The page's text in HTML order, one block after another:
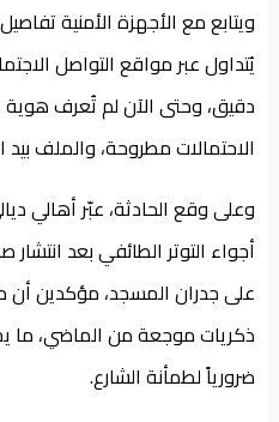
ويتابع مع الأجهزة الأمنية
يُتداول عبر مواقع التواصل
دقيق، وحتى الآن لم تُعرف
الاحتمالات مطروحة، والملف بيد
وعلى وقع الحادثة، عبّر أهالي
أجواء التوتر الطائفي بعد
على جدران المسجد، مؤكدين أن
ذكريات موجعة من الماضي، ما
ضرورياً لطمأنة الشارع.